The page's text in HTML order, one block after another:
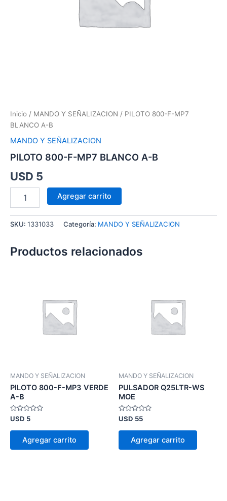
Inicio / MANDO Y SEÑALIZACION / PILOTO 800-F-MP7
BLANCO A-B
MANDO Y SEÑALIZACION
PILOTO 800-F-MP7 BLANCO A-B
USD 5
Agregar carrito
SKU: 1331033 Categoría: MANDO Y SEÑALIZACION
Productos relacionados
MANDO Y SEÑALIZACION
PILOTO 800-F-MP3 VERDE
A-B
Valorado
0
USD 5
Agregar carrito
MANDO Y SEÑALIZACION
PULSADOR Q25LTR-WS
MOE
Valorado
0
USD 55
Agregar carrito